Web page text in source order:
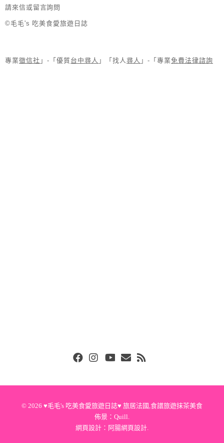
請來信或留言詢問
©毛毛's 吃美食愛旅遊日誌
專業徵信社 」-「優質台中尋人 」「找人 尋人 」-「專業免費法律諮詢
© 2026 ♥毛毛's 吃美食愛旅遊日誌♥ 旅居法國,食譜旅遊抹茶美食
佈景： Quill
網頁設計： 阿腸網頁設計